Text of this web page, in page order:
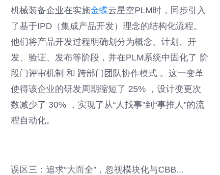
机械装备企业在实施金蝶云星空PLM时，同步引入
了基于IPD（集成产品开发）理念的结构化流程。
他们将产品开发过程明确划分为概念、计划、开
发、验证、发布等阶段，并在PLM系统中固化了 阶
段门评审机制 和 跨部门团队协作模式 。这一变革
使得该企业的研发周期缩短了 25% ，设计变更次
数减少了 30% ，实现了从“人找事”到“事推人”的流
程自动化。
误区三：追求“大而全”，忽视模块化与CBB...